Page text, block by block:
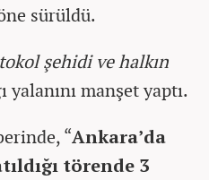
sürüldü.
şehidi ve halkın
yalanını manşet yaptı.
“Ankara’da
törende 3